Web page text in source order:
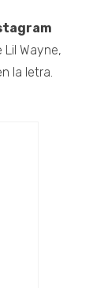
Wayne,
la letra.